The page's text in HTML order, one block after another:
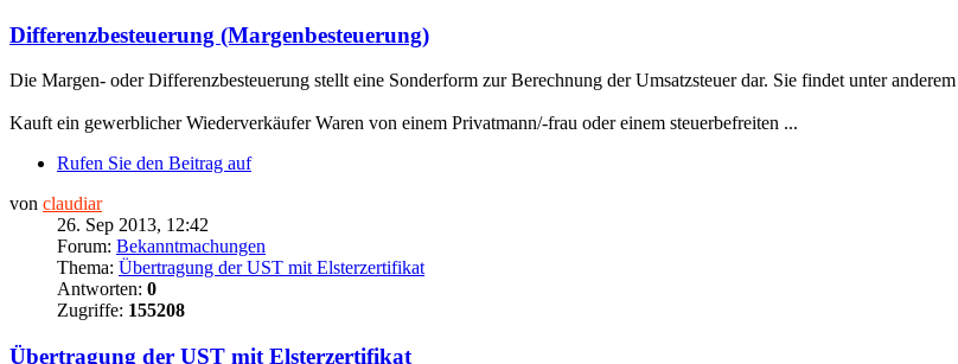
Differenzbesteuerung (Margenbesteuerung)
Die Margen- oder Differenzbesteuerung stellt eine Sonderform zur Berechnung der Umsatzsteuer dar. Sie findet unter
Kauft ein gewerblicher Wiederverkäufer Waren von einem Privatmann/-frau oder einem steuerbefreiten ...
Rufen Sie den Beitrag auf
von claudiar
26. Sep 2013, 12:42
Forum: Bekanntmachungen
Thema: Übertragung der UST mit Elsterzertifikat
Antworten: 0
Zugriffe: 155208
Übertragung der UST mit Elsterzertifikat